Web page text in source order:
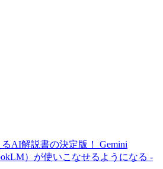
AI解説書の決定版！ Gemini
）が使いこなせるようになる -